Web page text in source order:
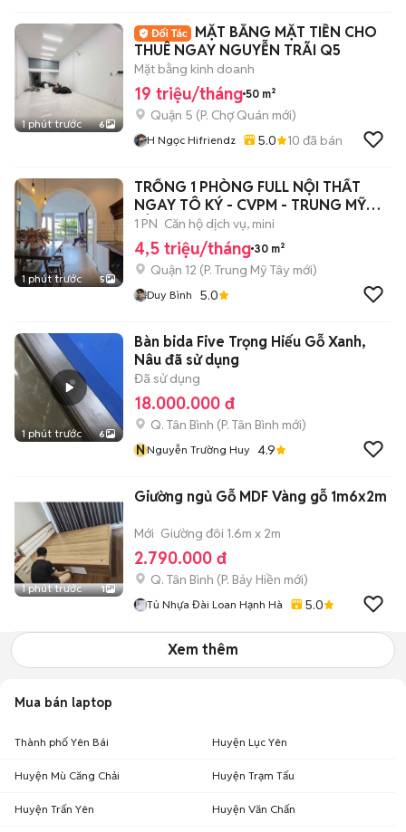
1 phút trước 6
MẶT BẰNG MẶT TIỀN CHO
THUÊ NGAY NGUYỄN TRÃI Q5
Mặt bằng kinh doanh
19 triệu/tháng 50 m²
Quận 5 (P. Chợ Quán mới)
H Ngọc Hifriendz 5.0 10 đã bán
1 phút trước 5
TRỐNG 1 PHÒNG FULL NỘI THẤT
NGAY TÔ KÝ - CVPM - TRUNG MỸ
TÂY
1 PN Căn hộ dịch vụ, mini
4,5 triệu/tháng 30 m²
Quận 12 (P. Trung Mỹ Tây mới)
Duy Bình 5.0
1 phút trước 6
Bàn bida Five Trọng Hiếu Gỗ Xanh,
Nâu đã sử dụng
Đã sử dụng
18.000.000 đ
Q. Tân Bình (P. Tân Bình mới)
NNguyễn Trường Huy 4.9
1 phút trước 1
Giường ngủ Gỗ MDF Vàng gỗ 1m6x2m
Mới Giường đôi 1.6m x 2m
2.790.000 đ
Q. Tân Bình (P. Bảy Hiền mới)
Tủ Nhựa Đài Loan Hạnh Hà 5.0
Xem thêm
Mua bán laptop
Thành phố Yên Bái Huyện Lục Yên
Huyện Mù Căng Chải Huyện Trạm Tấu
Huyện Trấn Yên Huyện Văn Chấn